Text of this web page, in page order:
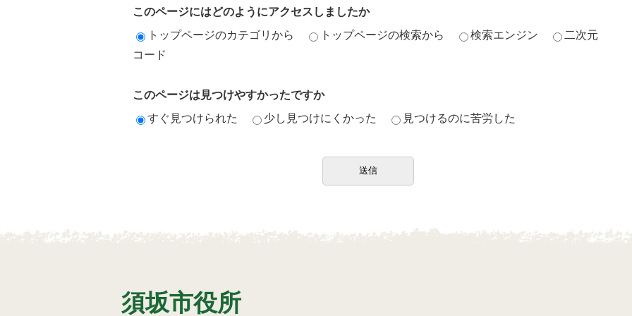
このページにはどのようにアクセスしましたか
トップページのカテゴリから
トップページの検索から 検索エンジン
二次元
コード
このページは見つけやすかったですか
すぐ見つけられた
少し見つけにくかった 見つけるのに苦労した
須坂市役所